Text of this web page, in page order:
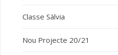
Classe Sàlvia
Nou Projecte 20/21